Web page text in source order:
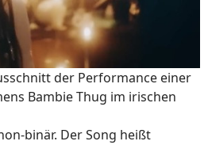
der Performance einer
Bambie Thug im irischen
binär. Der Song heißt